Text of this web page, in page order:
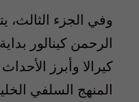
وفي الجزء الثالث،
الرحمن كينالور
كيرالا وأبرز
المنهج السلفي